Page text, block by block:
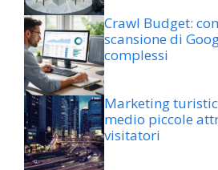
Crawl Budget:
scansione di
complessi
Marketing
medio piccole
visitatori